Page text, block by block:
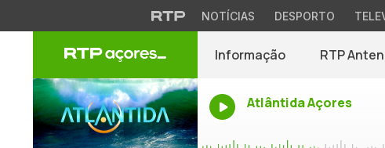
NOTÍCIAS DESPORTO
Informação RTP
Atlântida Açores